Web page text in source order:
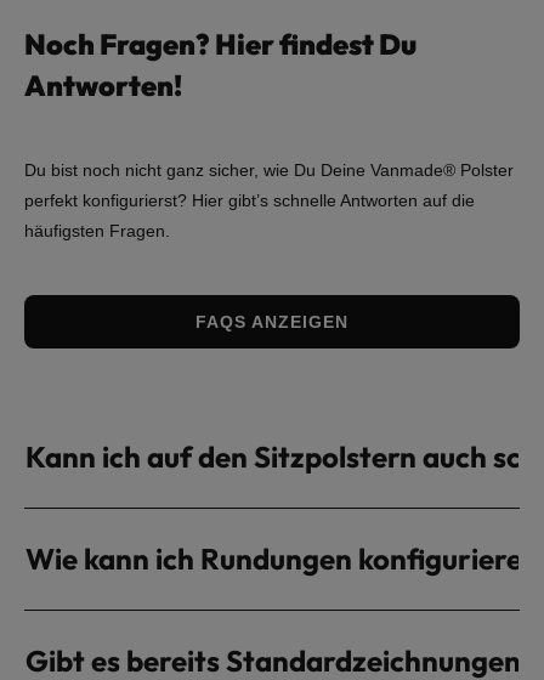
Noch Fragen? Hier findest Du
Antworten!
Du bist noch nicht ganz sicher, wie Du Deine Vanmade® Polster
perfekt konfigurierst? Hier gibt’s schnelle Antworten auf die
häufigsten Fragen.
FAQS ANZEIGEN
Kann ich auf den Sitzpolstern auch
Wie kann ich Rundungen
Gibt es bereits Standardzeichnungen